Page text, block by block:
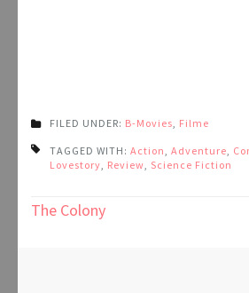
FILED UNDER: B-Movies, Filme
TAGGED WITH: Action, Adventure,
Lovestory, Review, Science Fiction
Beitragsnavigation
The Colony